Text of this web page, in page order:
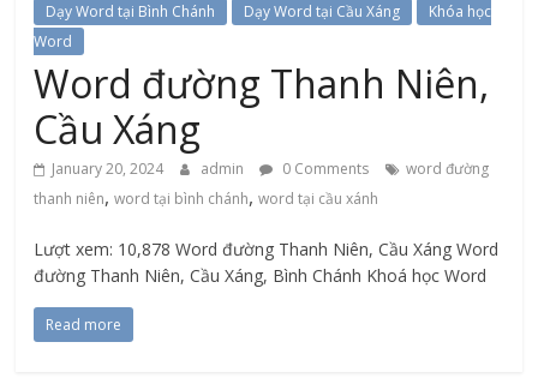
Dạy Word tại Bình Chánh Dạy Word tại Cầu Xáng
Khóa học
Word
Word đường Thanh Niên,
Cầu Xáng
January 20, 2024 admin 0 Comments
word đường
thanh niên,word tại bình chánh,word tại cầu xánh
Lượt xem: 10,878 Word đường Thanh Niên, Cầu Xáng Word
đường Thanh Niên, Cầu Xáng, Bình Chánh Khoá học Word
Read more